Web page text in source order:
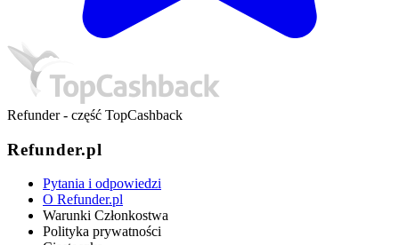
Refunder - część TopCashback
Refunder.pl
Pytania i odpowiedzi
O Refunder.pl
Warunki Członkostwa
Polityka prywatności